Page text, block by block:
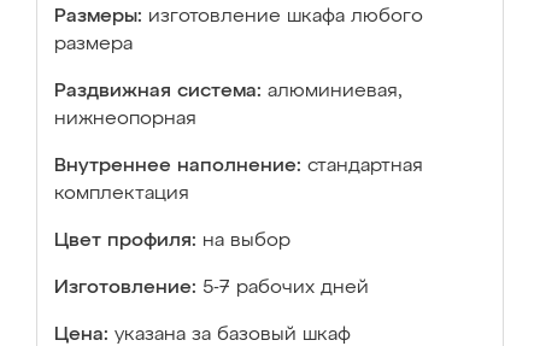
Размеры: изготовление шкафа любого
размера
Раздвижная система: алюминиевая,
нижнеопорная
Внутреннее наполнение: стандартная
комплектация
Цвет профиля: на выбор
Изготовление: 5-7 рабочих дней
Цена: указана за базовый шкаф